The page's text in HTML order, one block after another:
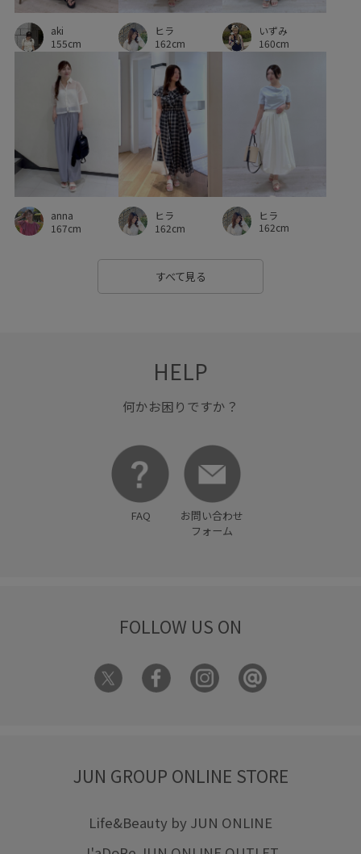
毛玉になりにくい 清涼感 滑らかな肌触り
異素材ドッキング 細く見える 羽織としても使える
肌離れが良い 薄手
見た目以上の収納 都会的 金ボタン
aki
155cm
ヒラ
162cm
いずみ
160cm
anna
167cm
ヒラ
162cm
ヒラ
162cm
すべて見る
HELP
何かお困りですか？
FAQ
お問い合わせ
フォーム
FOLLOW US ON
JUN GROUP ONLINE STORE
Life&Beauty by JUN ONLINE